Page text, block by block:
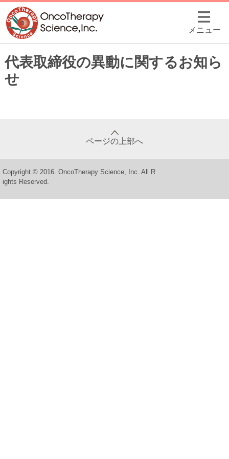
メニュー
代表取締役の異動に関するお知ら
せ
ページの上部へ
Copyright © 2016. OncoTherapy Science, Inc. All R
ights Reserved.